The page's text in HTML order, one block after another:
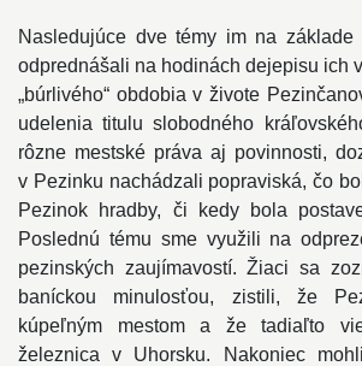
Nasledujúce dve témy im na základe
odprednášali na hodinách dejepisu ich
„búrlivého“ obdobia v živote
udelenia titulu slobodného
rôzne mestské práva aj povinnosti,
v Pezinku nachádzali popraviská, čo
Pezinok hradby, či kedy bola
Poslednú tému sme využili na
pezinských zaujímavostí. Žiaci sa
baníckou minulosťou, zistili, že
kúpeľným mestom a že tadiaľto
železnica v Uhorsku. Nakoniec